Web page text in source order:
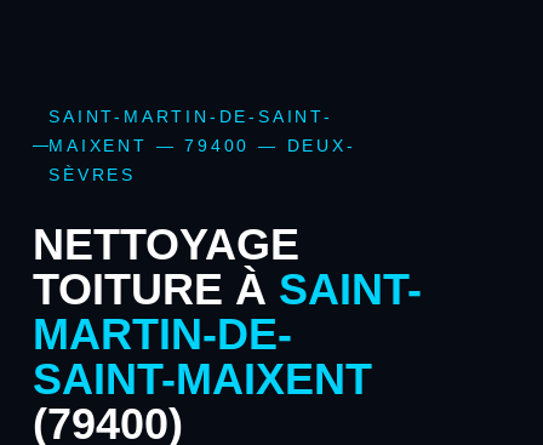
SAINT-MARTIN-DE-SAINT-
MAIXENT — 79400 — DEUX-
SÈVRES
NETTOYAGE
TOITURE À SAINT-
MARTIN-DE-
SAINT-MAIXENT
(79400)